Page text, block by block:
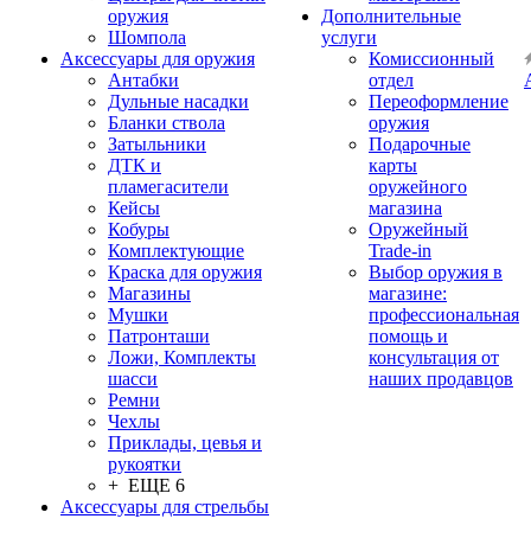
оружия
Шомпола
Аксессуары для оружия
Антабки
Дульные насадки
Бланки ствола
Затыльники
ДТК и
пламегасители
Кейсы
Кобуры
Комплектующие
Краска для оружия
Магазины
Мушки
Патронташи
Ложи, Комплекты
шасси
Ремни
Чехлы
Приклады, цевья и
рукоятки
+ ЕЩЕ 6
Аксессуары для стрельбы
Дополнительные
услуги
Комиссионный
отдел
Переоформление
оружия
Подарочные
карты
оружейного
магазина
Оружейный
Trade-in
Выбор оружия в
магазине:
профессиональная
помощь и
консультация от
наших продавцов